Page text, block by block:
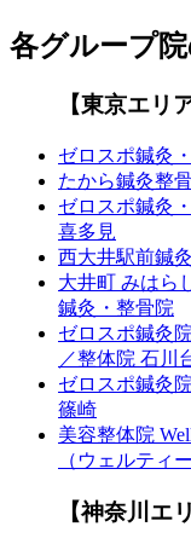
各グループ
【東京エリ
ゼロスポ鍼灸
たから鍼灸整
ゼロスポ鍼灸
喜多見
西大井駅前鍼
大井町 みはら
鍼灸・整骨院
ゼロスポ鍼灸
／整体院 石川
ゼロスポ鍼灸
篠崎
美容整体院
（ウェルティ
【神奈川エ